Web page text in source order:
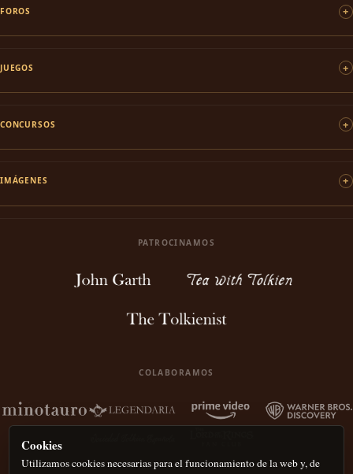
FOROS
JUEGOS
CONCURSOS
IMÁGENES
PATROCINAMOS
COLABORAMOS
Cookies
Utilizamos cookies necesarias para el funcionamiento de la web y, de